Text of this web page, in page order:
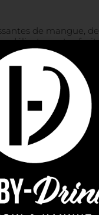
de mangue,
délicates notes
Une fois
minute ».
à 75°C. Faire